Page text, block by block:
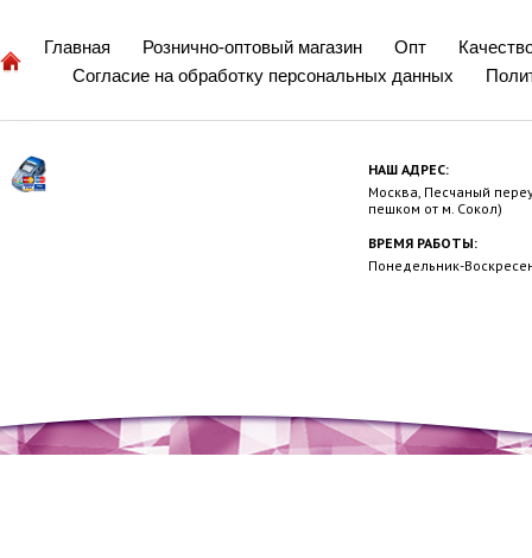
Главная Рознично-оптовый магазин Опт
Согласие на обработку персональных данных
НАШ АДРЕС:
Москва, Песчаный
пешком от м. Сокол)
ВРЕМЯ РАБОТЫ:
Понедельник-